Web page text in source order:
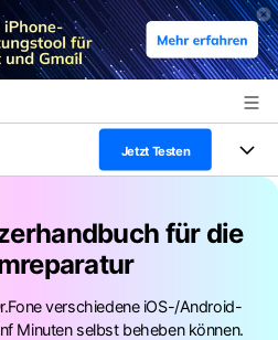
Jetzt Testen
Lösungen
für die
verschiedene iOS-/Android-
Minuten selbst beheben können.